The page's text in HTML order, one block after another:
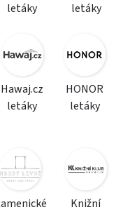
letáky
letáky
Hawaj.cz
letáky
HONOR
letáky
Knižní